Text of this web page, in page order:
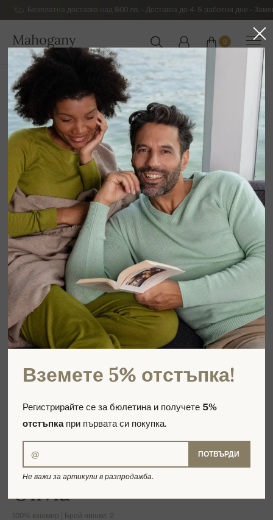
Безплатна доставка над 800 лв. – Доставка до 4-5 работни дни –
Mahogany
БЪЛГАРИЯ
0
Начална страница
Луксозни дамски дрехи от кашмиp
Дамски кашмирени блузи с къси ръкави
Olivia
100% кашмир | Брой нишки: 2
Вземете 5% отстъпка!
Регистрирайте се за бюлетина и получете5%
отстъпкапри първата си покупка.
ПОТВЪРДИ
Не важи за артикули в разпродажба.